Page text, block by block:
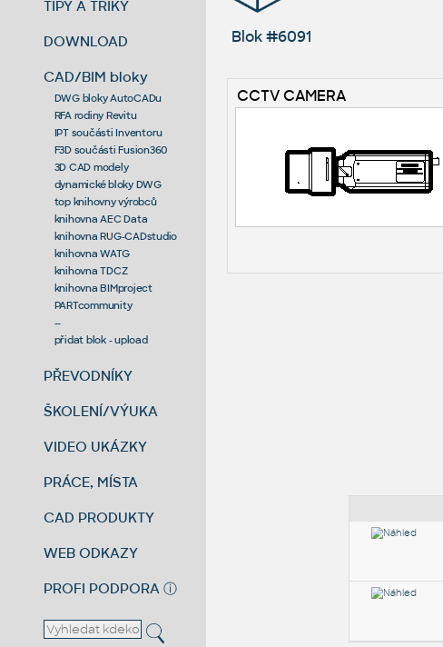
TIPY A TRIKY
DOWNLOAD
CAD/BIM bloky
DWG bloky AutoCADu
RFA rodiny Revitu
IPT součásti Inventoru
F3D součásti Fusion360
3D CAD modely
dynamické bloky DWG
top knihovny výrobců
knihovna AEC Data
knihovna RUG-CADstudio
knihovna WATG
knihovna TDCZ
knihovna BIMproject
PARTcommunity
--
přidat blok - upload
PŘEVODNÍKY
ŠKOLENÍ/VÝUKA
VIDEO UKÁZKY
PRÁCE, MÍSTA
CAD PRODUKTY
WEB ODKAZY
PROFI PODPORA ⓘ
Blok #6091
CCTV CAMERA